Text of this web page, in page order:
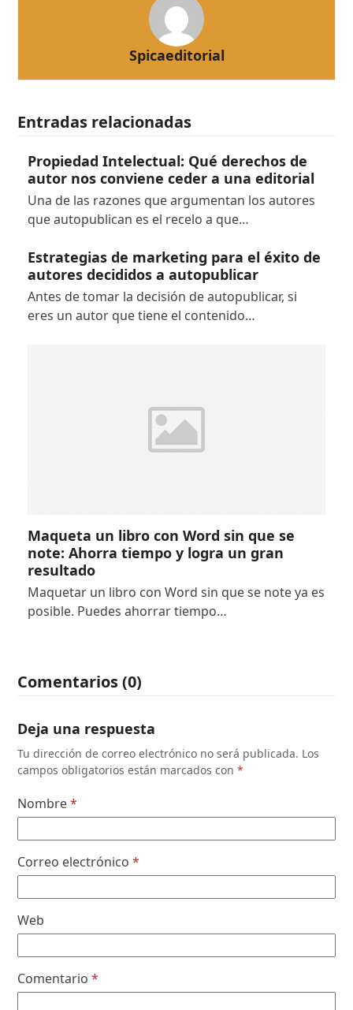
Spicaeditorial
Entradas relacionadas
Propiedad Intelectual: Qué derechos de
autor nos conviene ceder a una editorial
Una de las razones que argumentan los autores
que autopublican es el recelo a que…
Estrategias de marketing para el éxito de
autores decididos a autopublicar
Antes de tomar la decisión de autopublicar, si
eres un autor que tiene el contenido…
Maqueta un libro con Word sin que se
note: Ahorra tiempo y logra un gran
resultado
Maquetar un libro con Word sin que se note ya es
posible. Puedes ahorrar tiempo…
Comentarios (0)
Deja una respuesta
Tu dirección de correo electrónico no será publicada. Los
campos obligatorios están marcados con*
Nombre*
Correo electrónico*
Web
Comentario*